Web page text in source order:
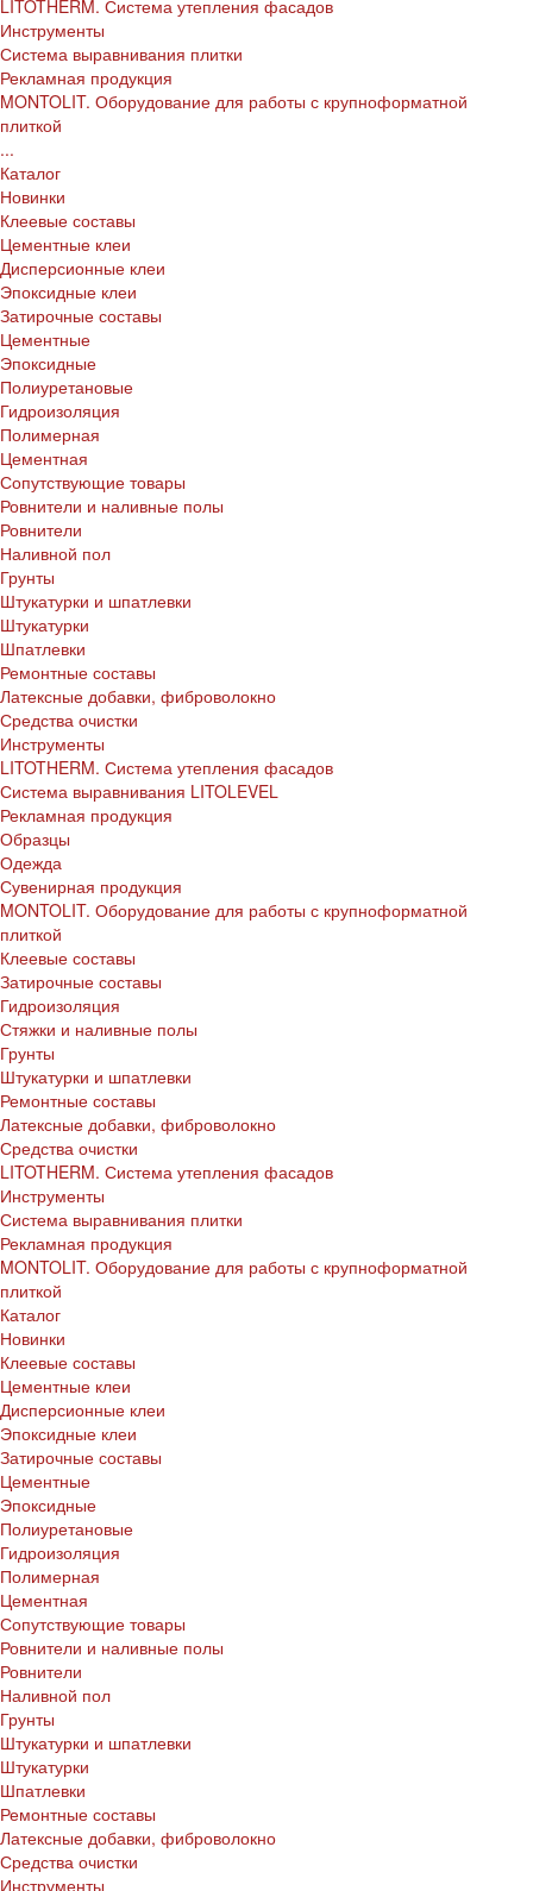
LITOTHERM. Система утепления фасадов
Инструменты
Система выравнивания плитки
Рекламная продукция
MONTOLIT. Оборудование для работы с крупноформатной
плиткой
...
Каталог
Новинки
Клеевые составы
Цементные клеи
Дисперсионные клеи
Эпоксидные клеи
Затирочные составы
Цементные
Эпоксидные
Полиуретановые
Гидроизоляция
Полимерная
Цементная
Сопутствующие товары
Ровнители и наливные полы
Ровнители
Наливной пол
Грунты
Штукатурки и шпатлевки
Штукатурки
Шпатлевки
Ремонтные составы
Латексные добавки, фиброволокно
Средства очистки
Инструменты
LITOTHERM. Система утепления фасадов
Система выравнивания LITOLEVEL
Рекламная продукция
Образцы
Одежда
Сувенирная продукция
MONTOLIT. Оборудование для работы с крупноформатной
плиткой
Клеевые составы
Затирочные составы
Гидроизоляция
Стяжки и наливные полы
Грунты
Штукатурки и шпатлевки
Ремонтные составы
Латексные добавки, фиброволокно
Средства очистки
LITOTHERM. Система утепления фасадов
Инструменты
Система выравнивания плитки
Рекламная продукция
MONTOLIT. Оборудование для работы с крупноформатной
плиткой
Каталог
Новинки
Клеевые составы
Цементные клеи
Дисперсионные клеи
Эпоксидные клеи
Затирочные составы
Цементные
Эпоксидные
Полиуретановые
Гидроизоляция
Полимерная
Цементная
Сопутствующие товары
Ровнители и наливные полы
Ровнители
Наливной пол
Грунты
Штукатурки и шпатлевки
Штукатурки
Шпатлевки
Ремонтные составы
Латексные добавки, фиброволокно
Средства очистки
Инструменты